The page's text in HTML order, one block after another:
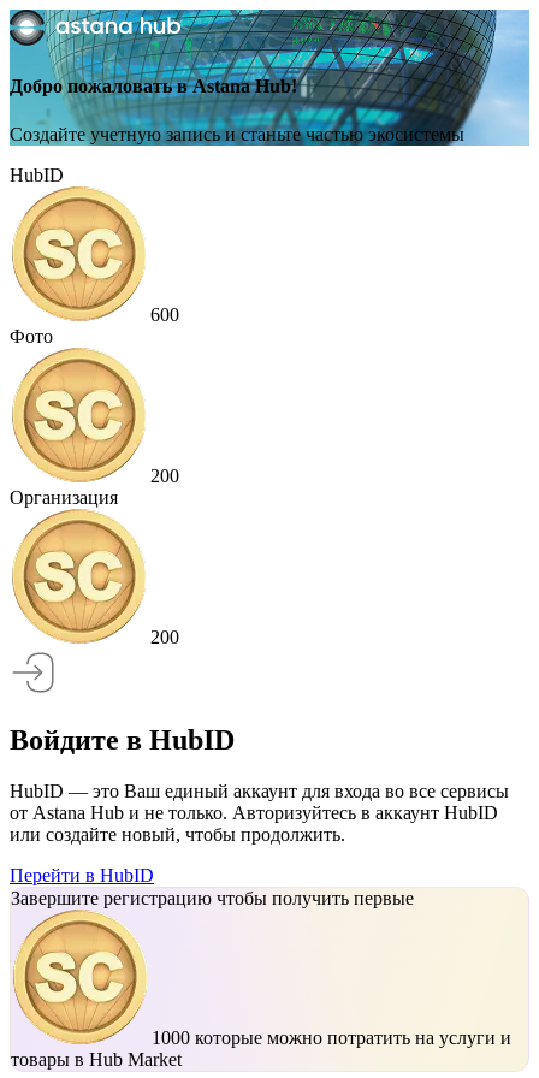
Добро пожаловать в Astana Hub!
Создайте учетную запись и станьте частью экосистемы
HubID
600
Фото
200
Организация
200
Войдите в HubID
HubID — это Ваш единый аккаунт для входа во все сервисы
от Astana Hub и не только. Авторизуйтесь в аккаунт HubID
или создайте новый, чтобы продолжить.
Перейти в HubID
Завершите регистрацию чтобы получить первые
1000 которые можно потратить на услуги и
товары в Hub Market